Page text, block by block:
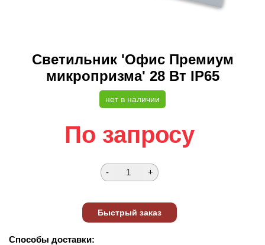
Светильник 'Офис Премиум
микропризма' 28 Вт IP65
нет в наличии
По запросу
Способы доставки: